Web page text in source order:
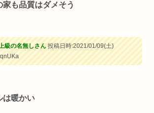
家も品質はダメそう
級の名無しさん投稿日時:2021/01/09(土)
は暖かい